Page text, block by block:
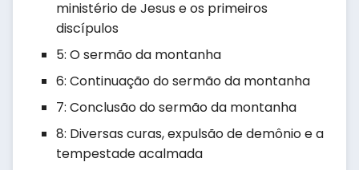
ministério de Jesus e os primeiros
discípulos
5: O sermão da montanha
6: Continuação do sermão da montanha
7: Conclusão do sermão da montanha
8: Diversas curas, expulsão de demônio e a
tempestade acalmada